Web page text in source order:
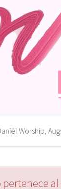
Worship,
al